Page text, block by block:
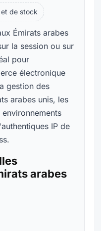
de stock
Émirats arabes
la session ou sur
pour
électronique
gestion des
arabes unis, les
IP de
arabes